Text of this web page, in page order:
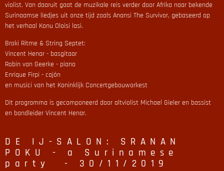
violist. Van daaruit gaat de muzikale reis verder door Afrika naar bekende
Surinaamse liedjes uit onze tijd zoals Anansi The Survivor, gebaseerd op
het verhaal Konu Oloisi lasi.
Broki Ritme & String Septet:
Vincent Henar - basgitaar
Robin van Geerke - piano
Enrique Firpi - cajón
en musici van het Koninklijk Concertgebouworkest
Dit programma is gecomponeerd door altviolist Michael Gieler en bassist
en bandleider Vincent Henar.
DE IJ-SALON: SRANAN
POKU - a Surinamese
party - 30/11/2019